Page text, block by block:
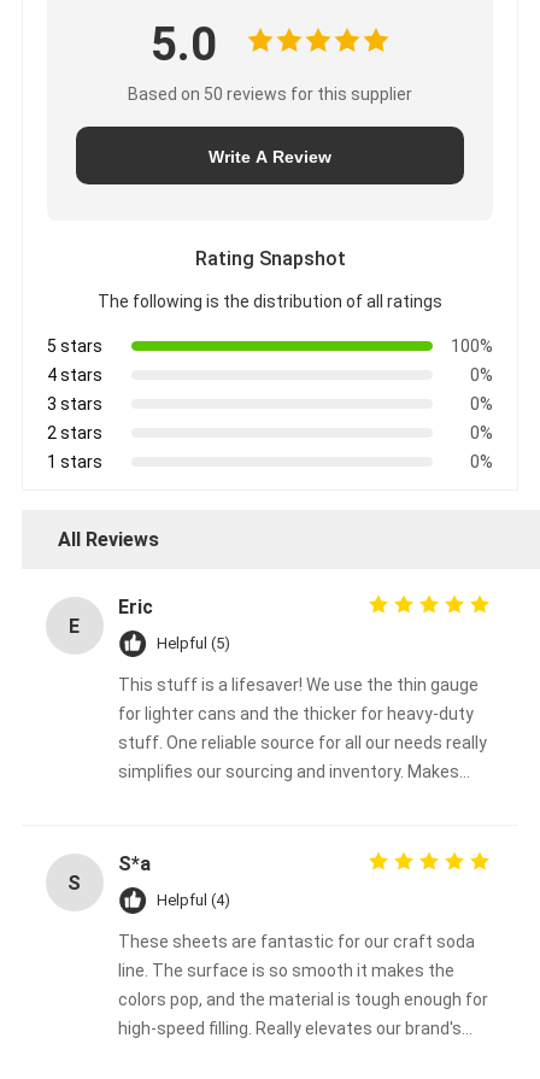
5.0
Based on 50 reviews for this supplier
Write A Review
Rating Snapshot
The following is the distribution of all ratings
5 stars
100%
4 stars
0%
3 stars
0%
2 stars
0%
1 stars
0%
All Reviews
E
Eric
Helpful (5)
This stuff is a lifesaver! We use the thin gauge
for lighter cans and the thicker for heavy-duty
stuff. One reliable source for all our needs really
simplifies our sourcing and inventory. Makes
S
S*a
Helpful (4)
These sheets are fantastic for our craft soda
line. The surface is so smooth it makes the
colors pop, and the material is tough enough for
high-speed filling. Really elevates our brand's